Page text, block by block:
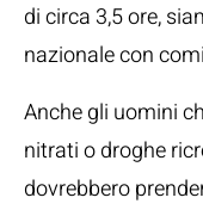
di circa 3,5 ore,
nazionale con
Anche gli uomini
nitrati o droghe
dovrebbero